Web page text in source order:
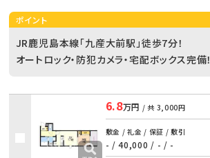
ポイント
JR鹿児島本線「九産大前駅」徒歩7分！
オートロック・防犯カメラ・宅配ボックス完備！
6.8万円 / 共 3,000円
敷金 / 礼金 / 保証 / 敷引
- / 40,000 / - / -